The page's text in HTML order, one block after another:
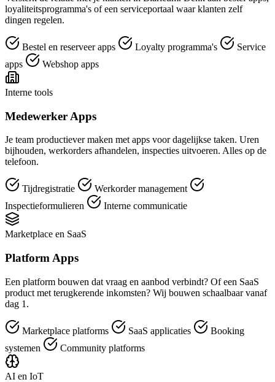
loyaliteitsprogramma's of een serviceportaal waar klanten zelf
dingen regelen.
Bestel en reserveer apps Loyalty programma's
Service
apps
Webshop apps
Interne tools
Medewerker Apps
Je team productiever maken met apps voor dagelijkse taken. Uren
bijhouden, werkorders afhandelen, inspecties uitvoeren. Alles op de
telefoon.
Tijdregistratie
Werkorder management
Inspectieformulieren
Interne communicatie
Marketplace en SaaS
Platform Apps
Een platform bouwen dat vraag en aanbod verbindt? Of een SaaS
product met terugkerende inkomsten? Wij bouwen schaalbaar vanaf
dag 1.
Marketplace platforms SaaS applicaties
Booking
systemen
Community platforms
AI en IoT